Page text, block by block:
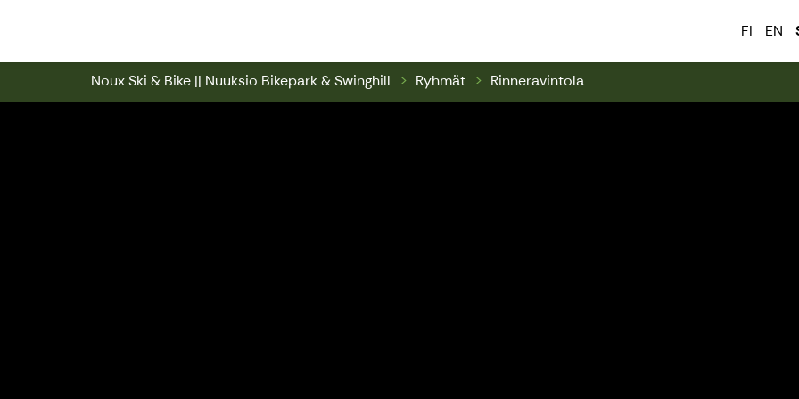
FI EN
Noux Ski & Bike || Nuuksio Bikepark & Swinghill Ryhmät Rinneravintola